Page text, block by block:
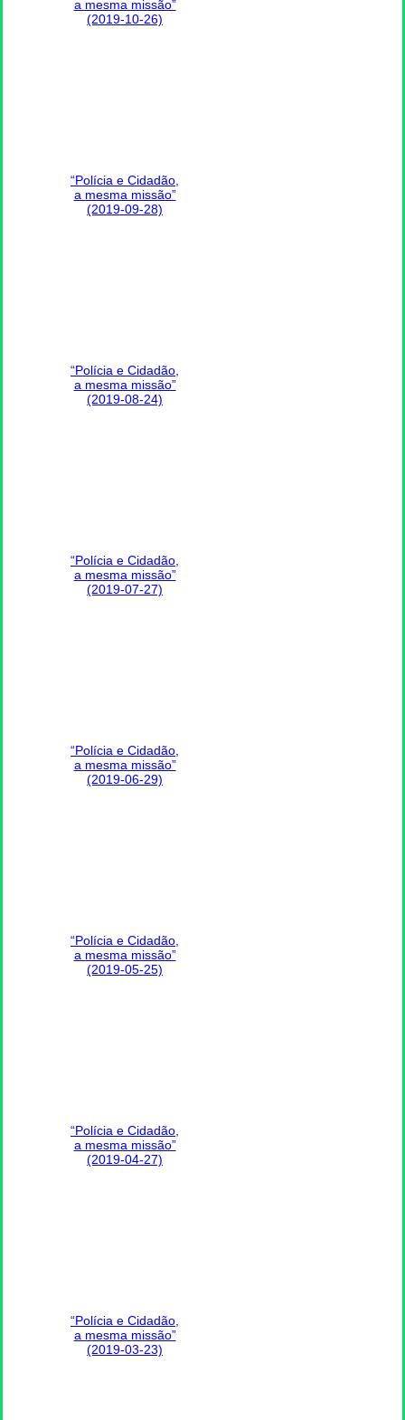
a mesma missão”
(2019-10-26)
“Polícia e Cidadão,
a mesma missão”
(2019-09-28)
“Polícia e Cidadão,
a mesma missão”
(2019-08-24)
“Polícia e Cidadão,
a mesma missão”
(2019-07-27)
“Polícia e Cidadão,
a mesma missão”
(2019-06-29)
“Polícia e Cidadão,
a mesma missão”
(2019-05-25)
“Polícia e Cidadão,
a mesma missão”
(2019-04-27)
“Polícia e Cidadão,
a mesma missão”
(2019-03-23)